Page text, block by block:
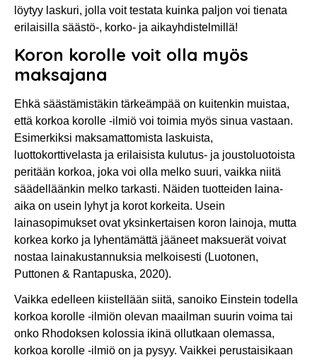
löytyy laskuri, jolla voit testata kuinka paljon voi tienata
erilaisilla säästö-, korko- ja aikayhdistelmillä!
Koron korolle voit olla myös
maksajana
Ehkä säästämistäkin tärkeämpää on kuitenkin muistaa,
että korkoa korolle -ilmiö voi toimia myös sinua vastaan.
Esimerkiksi maksamattomista laskuista,
luottokorttivelasta ja erilaisista kulutus- ja joustoluotoista
peritään korkoa, joka voi olla melko suuri, vaikka niitä
säädelläänkin melko tarkasti. Näiden tuotteiden laina-
aika on usein lyhyt ja korot korkeita. Usein
lainasopimukset ovat yksinkertaisen koron lainoja, mutta
korkea korko ja lyhentämättä jääneet maksuerät voivat
nostaa lainakustannuksia melkoisesti (Luotonen,
Puttonen & Rantapuska, 2020).
Vaikka edelleen kiistellään siitä, sanoiko Einstein todella
korkoa korolle -ilmiön olevan maailman suurin voima tai
onko Rhodoksen kolossia ikinä ollutkaan olemassa,
korkoa korolle -ilmiö on ja pysyy. Vaikkei perustaisikaan